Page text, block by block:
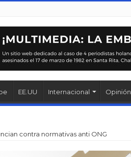
EE.UU Internacional Opinión
contra normativas anti ONG